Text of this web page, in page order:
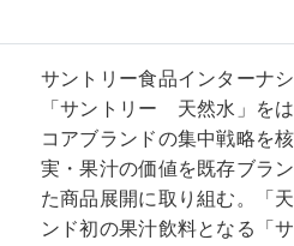
サントリー食品インターナ
「サントリー 天然水」を
コアブランドの集中戦略を
実・果汁の価値を既存ブラ
た商品展開に取り組む。「
ンド初の果汁飲料となる「